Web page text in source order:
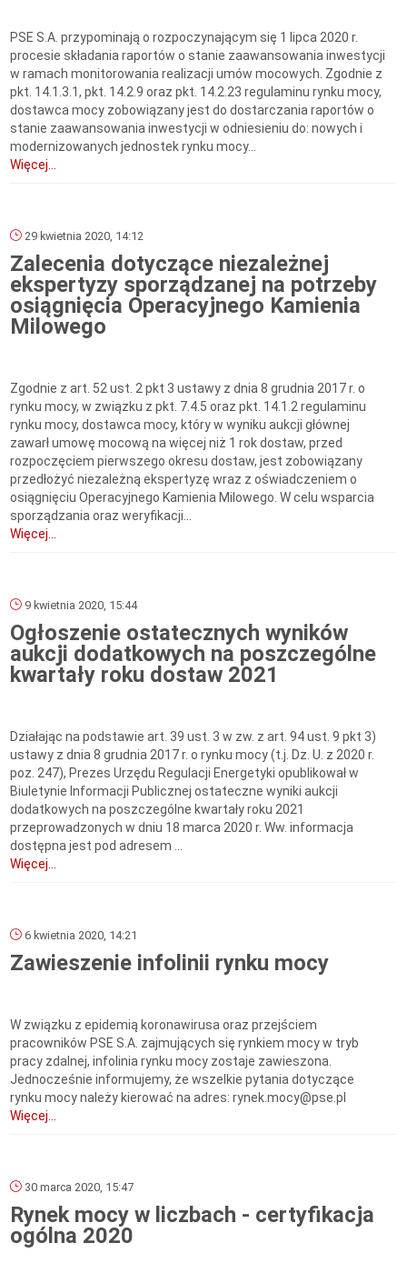
PSE S.A. przypominają o rozpoczynającym się 1 lipca 2020 r.
procesie składania raportów o stanie zaawansowania inwestycji
w ramach monitorowania realizacji umów mocowych. Zgodnie z
pkt. 14.1.3.1, pkt. 14.2.9 oraz pkt. 14.2.23 regulaminu rynku mocy,
dostawca mocy zobowiązany jest do dostarczania raportów o
stanie zaawansowania inwestycji w odniesieniu do: nowych i
modernizowanych jednostek rynku mocy...
Więcej...
29 kwietnia 2020, 14:12
Zalecenia dotyczące niezależnej
ekspertyzy sporządzanej na potrzeby
osiągnięcia Operacyjnego Kamienia
Milowego
Zgodnie z art. 52 ust. 2 pkt 3 ustawy z dnia 8 grudnia 2017 r. o
rynku mocy, w związku z pkt. 7.4.5 oraz pkt. 14.1.2 regulaminu
rynku mocy, dostawca mocy, który w wyniku aukcji głównej
zawarł umowę mocową na więcej niż 1 rok dostaw, przed
rozpoczęciem pierwszego okresu dostaw, jest zobowiązany
przedłożyć niezależną ekspertyzę wraz z oświadczeniem o
osiągnięciu Operacyjnego Kamienia Milowego. W celu wsparcia
sporządzania oraz weryfikacji...
Więcej...
9 kwietnia 2020, 15:44
Ogłoszenie ostatecznych wyników
aukcji dodatkowych na poszczególne
kwartały roku dostaw 2021
Działając na podstawie art. 39 ust. 3 w zw. z art. 94 ust. 9 pkt 3)
ustawy z dnia 8 grudnia 2017 r. o rynku mocy (t.j. Dz. U. z 2020 r.
poz. 247), Prezes Urzędu Regulacji Energetyki opublikował w
Biuletynie Informacji Publicznej ostateczne wyniki aukcji
dodatkowych na poszczególne kwartały roku 2021
przeprowadzonych w dniu 18 marca 2020 r. Ww. informacja
dostępna jest pod adresem ...
Więcej...
6 kwietnia 2020, 14:21
Zawieszenie infolinii rynku mocy
W związku z epidemią koronawirusa oraz przejściem
pracowników PSE S.A. zajmujących się rynkiem mocy w tryb
pracy zdalnej, infolinia rynku mocy zostaje zawieszona.
Jednocześnie informujemy, że wszelkie pytania dotyczące
rynku mocy należy kierować na adres: rynek.mocy@pse.pl
Więcej...
30 marca 2020, 15:47
Rynek mocy w liczbach - certyfikacja
ogólna 2020